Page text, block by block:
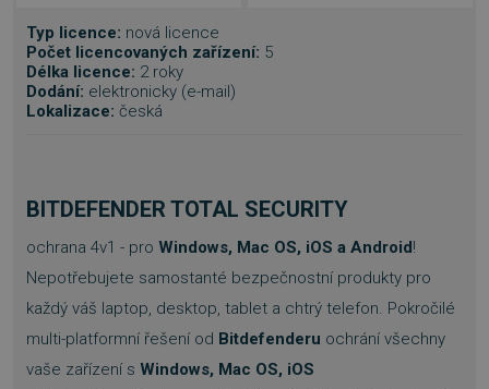
Typ licence: nová licence
Počet licencovaných zařízení: 5
Délka licence: 2 roky
Dodání: elektronicky (e-mail)
Lokalizace: česká
BITDEFENDER TOTAL SECURITY
ochrana 4v1 - pro Windows, Mac OS, iOS a Android!
Nepotřebujete samostanté bezpečnostní produkty pro
každý váš laptop, desktop, tablet a chtrý telefon. Pokročilé
multi-platformní řešení od Bitdefenderu ochrání všechny
vaše zařízení s Windows, Mac OS, iOS